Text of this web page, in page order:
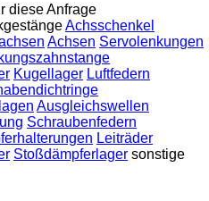
diese Anfrage
Achsschenkel
Achsen Servolenkungen
Kugellager Luftfedern
Ausgleichswellen
Schraubenfedern
Leiträder
Stoßdämpferlager sonstige